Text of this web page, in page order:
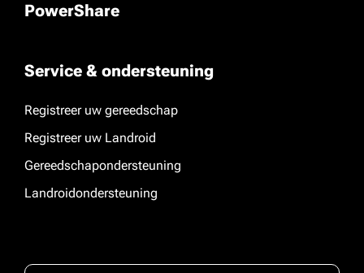
PowerShare
Service & ondersteuning
Registreer uw gereedschap
Registreer uw Landroid
Gereedschapondersteuning
Landroidondersteuning